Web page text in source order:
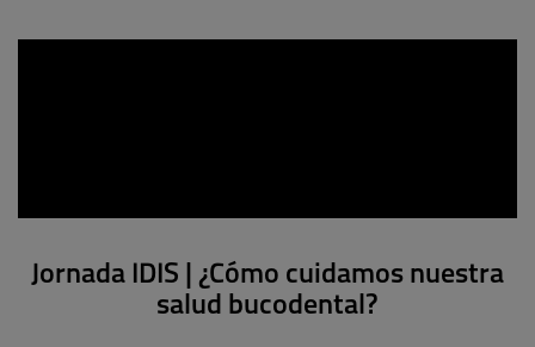
Jornada IDIS | ¿Cómo cuidamos nuestra
salud bucodental?